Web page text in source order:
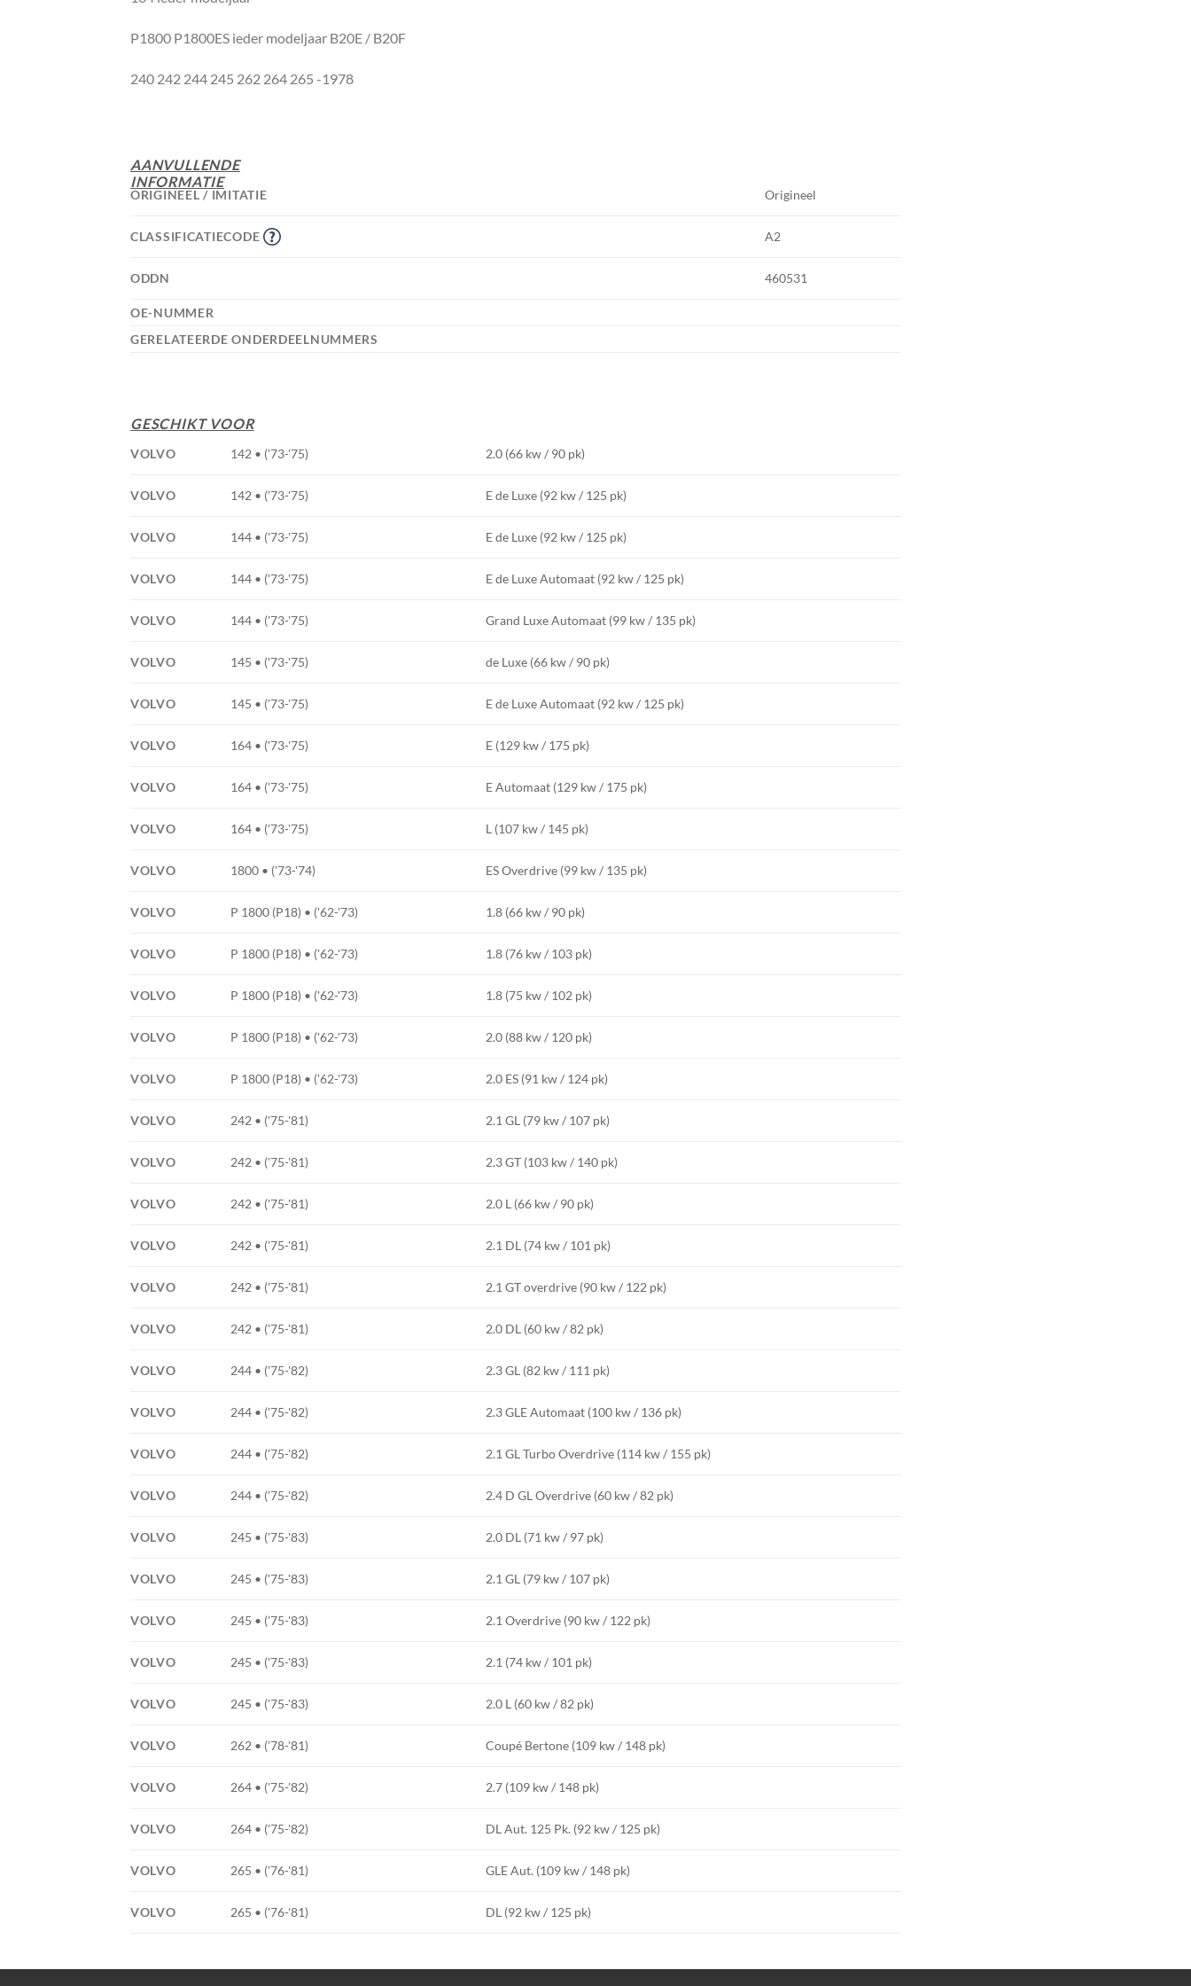
P1800 P1800ES ieder modeljaar B20E / B20F
240 242 244 245 262 264 265 -1978
AANVULLENDE
INFORMATIE
ORIGINEEL / IMITATIE Origineel
CLASSIFICATIECODE A2
ODDN 460531
OE-NUMMER
GERELATEERDE ONDERDEELNUMMERS
GESCHIKT VOOR
VOLVO 142 • ('73-'75) 2.0 (66 kw / 90 pk)
VOLVO 142 • ('73-'75) E de Luxe (92 kw / 125 pk)
VOLVO 144 • ('73-'75) E de Luxe (92 kw / 125 pk)
VOLVO 144 • ('73-'75) E de Luxe Automaat (92 kw / 125 pk)
VOLVO 144 • ('73-'75) Grand Luxe Automaat (99 kw / 135 pk)
VOLVO 145 • ('73-'75) de Luxe (66 kw / 90 pk)
VOLVO 145 • ('73-'75) E de Luxe Automaat (92 kw / 125 pk)
VOLVO 164 • ('73-'75) E (129 kw / 175 pk)
VOLVO 164 • ('73-'75) E Automaat (129 kw / 175 pk)
VOLVO 164 • ('73-'75) L (107 kw / 145 pk)
VOLVO 1800 • ('73-'74) ES Overdrive (99 kw / 135 pk)
VOLVO P 1800 (P18) • ('62-'73) 1.8 (66 kw / 90 pk)
VOLVO P 1800 (P18) • ('62-'73) 1.8 (76 kw / 103 pk)
VOLVO P 1800 (P18) • ('62-'73) 1.8 (75 kw / 102 pk)
VOLVO P 1800 (P18) • ('62-'73) 2.0 (88 kw / 120 pk)
VOLVO P 1800 (P18) • ('62-'73) 2.0 ES (91 kw / 124 pk)
VOLVO 242 • ('75-'81) 2.1 GL (79 kw / 107 pk)
VOLVO 242 • ('75-'81) 2.3 GT (103 kw / 140 pk)
VOLVO 242 • ('75-'81) 2.0 L (66 kw / 90 pk)
VOLVO 242 • ('75-'81) 2.1 DL (74 kw / 101 pk)
VOLVO 242 • ('75-'81) 2.1 GT overdrive (90 kw / 122 pk)
VOLVO 242 • ('75-'81) 2.0 DL (60 kw / 82 pk)
VOLVO 244 • ('75-'82) 2.3 GL (82 kw / 111 pk)
VOLVO 244 • ('75-'82) 2.3 GLE Automaat (100 kw / 136 pk)
VOLVO 244 • ('75-'82) 2.1 GL Turbo Overdrive (114 kw / 155 pk)
VOLVO 244 • ('75-'82) 2.4 D GL Overdrive (60 kw / 82 pk)
VOLVO 245 • ('75-'83) 2.0 DL (71 kw / 97 pk)
VOLVO 245 • ('75-'83) 2.1 GL (79 kw / 107 pk)
VOLVO 245 • ('75-'83) 2.1 Overdrive (90 kw / 122 pk)
VOLVO 245 • ('75-'83) 2.1 (74 kw / 101 pk)
VOLVO 245 • ('75-'83) 2.0 L (60 kw / 82 pk)
VOLVO 262 • ('78-'81) Coupé Bertone (109 kw / 148 pk)
VOLVO 264 • ('75-'82) 2.7 (109 kw / 148 pk)
VOLVO 264 • ('75-'82) DL Aut. 125 Pk. (92 kw / 125 pk)
VOLVO 265 • ('76-'81) GLE Aut. (109 kw / 148 pk)
VOLVO 265 • ('76-'81) DL (92 kw / 125 pk)